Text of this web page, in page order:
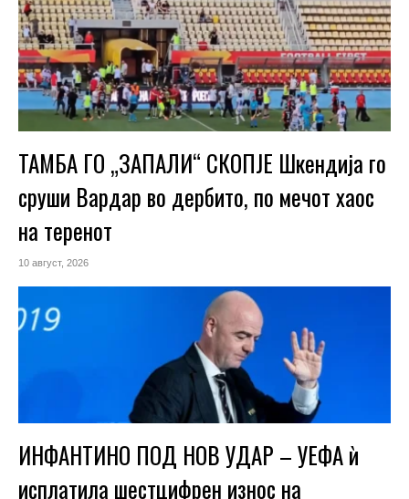
ТАМБА ГО „ЗАПАЛИ“ СКОПЈЕ Шкендија го
сруши Вардар во дербито, по мечот хаос
на теренот
10 август, 2026
ИНФАНТИНО ПОД НОВ УДАР – УЕФА ѝ
исплатила шестцифрен износ на